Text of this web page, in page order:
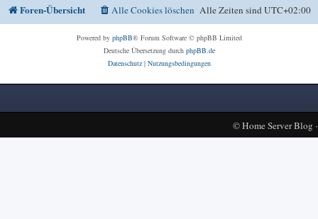
Foren-Übersicht
Alle Zeiten sindUTC+02:00
Alle Cookies löschen
Powered by phpBB® Forum Software © phpBB Limited
Deutsche Übersetzung durch phpBB.de
Datenschutz| Nutzungsbedingungen
©Home Server Blog